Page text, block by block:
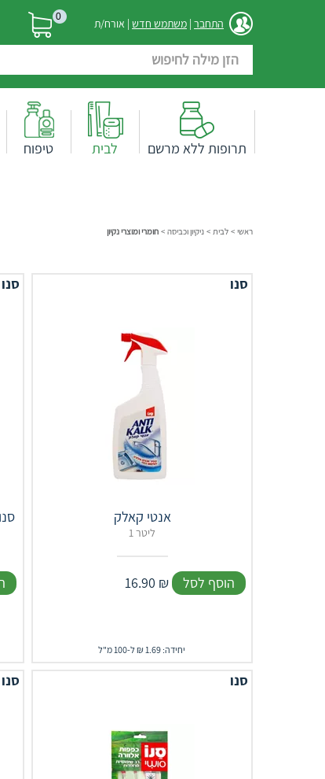
התחבר | משתמש חדש | אורח/ת 0
תרופות ללא מרשם לבית טיפוח
ראשי > לבית > ניקיון וכביסה > חומרי ומוצרי נקיון
סנו
אנטי קאלק
1 ליטר
16.90 ₪ הוסף לסל
יחידה: 1.69 ₪ ל-100 מ"ל
סנו
סנו 99.9% לחיטוי וניקוי בסביבת התינוק
סנו סנו